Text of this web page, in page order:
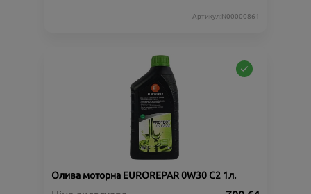
Артикул:N00000861
Олива моторна EUROREPAR 0W30 C2 1л.